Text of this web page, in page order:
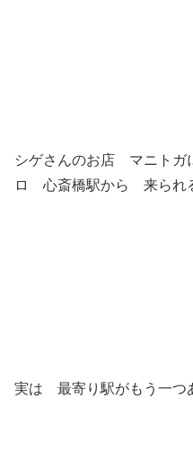
シゲさんのお店 マニトガ
ロ 心斎橋駅から 来られ
実は 最寄り駅がもう一つ